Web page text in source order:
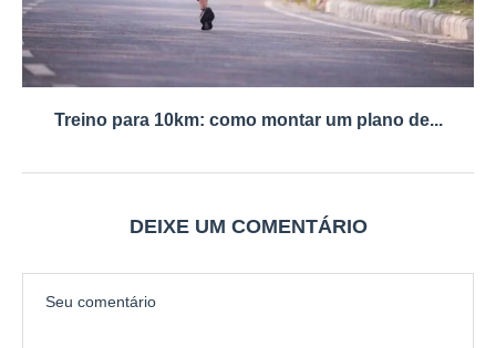
Treino para 10km: como montar um plano de...
DEIXE UM COMENTÁRIO